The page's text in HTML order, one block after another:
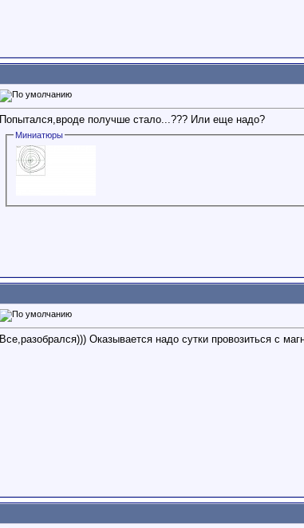
Попытался,вроде получше стало...??? Или еще надо?
Миниатюры
Все,разобрался))) Оказывается надо сутки провозиться с